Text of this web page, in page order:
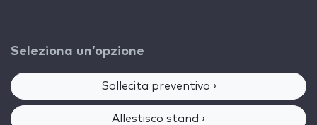
Seleziona un’opzione
Sollecita preventivo ›
Allestisco stand ›